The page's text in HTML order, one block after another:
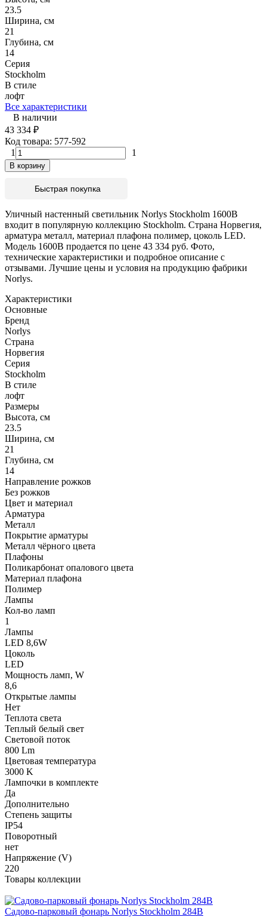
23.5
Ширина, см
21
Глубина, см
14
Серия
Stockholm
В стиле
лофт
Все характеристики
В наличии
43 334 ₽
Код товара: 577-592
1
1
В корзину
Быстрая покупка
Уличный настенный светильник Norlys Stockholm 1600B
входит в популярную коллекцию Stockholm. Страна Норвегия,
арматура металл, материал плафона полимер, цоколь LED.
Модель 1600B продается по цене 43 334 руб. Фото,
технические характеристики и подробное описание с
отзывами. Лучшие цены и условия на продукцию фабрики
Norlys.
Характеристики
Основные
Бренд
Norlys
Страна
Норвегия
Серия
Stockholm
В стиле
лофт
Размеры
Высота, см
23.5
Ширина, см
21
Глубина, см
14
Направление рожков
Без рожков
Цвет и материал
Арматура
Металл
Покрытие арматуры
Металл чёрного цвета
Плафоны
Поликарбонат опалового цвета
Материал плафона
Полимер
Лампы
Кол-во ламп
1
Лампы
LED 8,6W
Цоколь
LED
Мощность ламп, W
8,6
Открытые лампы
Нет
Теплота света
Теплый белый свет
Световой поток
800 Lm
Цветовая температура
3000 K
Лампочки в комплекте
Да
Дополнительно
Степень защиты
IP54
Поворотный
нет
Напряжение (V)
220
Товары коллекции
Садово-парковый фонарь Norlys Stockholm 284B